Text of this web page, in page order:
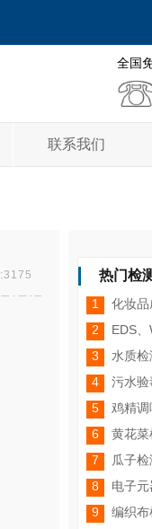
全国
联系我们
热门检
1
化妆品
2
EDS
3
水质检
4
污水验
5
鸡精调
6
黄花菜
7
瓜子
8
电子
9
编织布